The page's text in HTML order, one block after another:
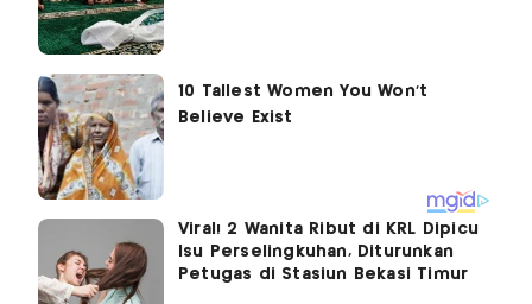
Viral! 2 Wanita Ribut di KRL Dipicu
Isu Perselingkuhan, Diturunkan
Petugas di Stasiun Bekasi Timur